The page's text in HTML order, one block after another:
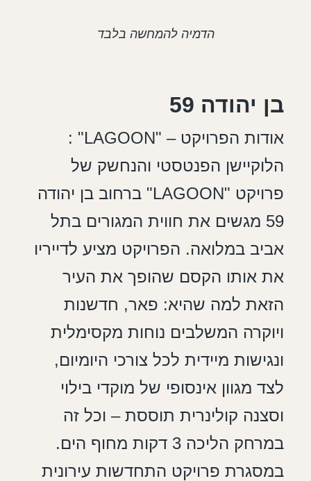
הדמיה להמחשה בלבד
בן יהודה 59
אודות הפרויקט – "LAGOON" :
הלוקיישן הפנטסטי והנחשק של
פרויקט "LAGOON" ברחוב בן יהודה
59 מגשים את חווית המגורים בתל
אביב במלואה. הפרויקט מציע לדייריו
את אותו הקסם שהופך את העיר
הזאת למה שהיא: פאר, חדשנות
ויוקרה המשלבים נוחות מקסימלית
ונגישות מיידית לכל צורכי היומיום,
לצד מגוון אינסופי של מוקדי בילוי
וסצנה קולינרית תוססת – וכל זה
במרחק הליכה 3 דקות מחוף הים.
במסגרת פרויקט התחדשות עירונית